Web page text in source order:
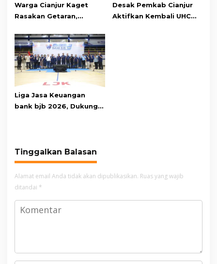
Warga Cianjur Kaget
Rasakan Getaran,
Berpusat di
Pangandaran
Desak Pemkab Cianjur
Aktifkan Kembali UHC
Liga Jasa Keuangan
bank bjb 2026, Dukung
Tinggalkan Balasan
Alamat email Anda tidak akan dipublikasikan. Ruas yang wajib
ditandai *